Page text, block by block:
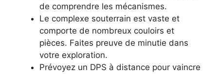
de comprendre les mécanismes.
Le complexe souterrain est vaste et
comporte de nombreux couloirs et
pièces. Faites preuve de minutie dans
votre exploration.
Prévoyez un DPS à distance pour vaincre